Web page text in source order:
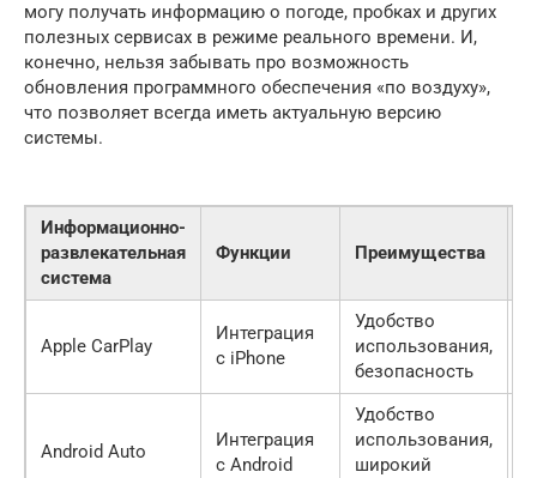
могу получать информацию о погоде, пробках и других
полезных сервисах в режиме реального времени. И,
конечно, нельзя забывать про возможность
обновления программного обеспечения «по воздуху»,
что позволяет всегда иметь актуальную версию
системы.
Информационно-
развлекательная
система
Функции Преимущества
Apple CarPlay
Интеграция
с iPhone
Удобство
использования,
безопасность
Android Auto
Интеграция
с Android
Удобство
использования,
широкий